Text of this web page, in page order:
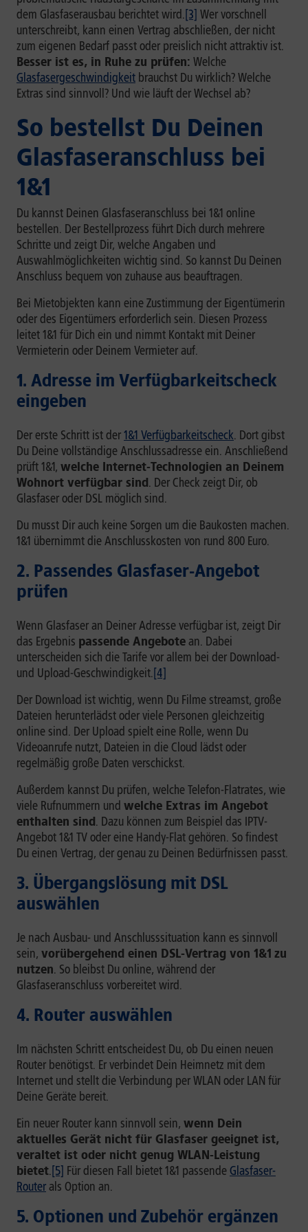
dem Glasfaserausbau berichtet wird.[3] Wer vorschnell
unterschreibt, kann einen Vertrag abschließen, der nicht
zum eigenen Bedarf passt oder preislich nicht attraktiv ist.
Besser ist es, in Ruhe zu prüfen: Welche
Glasfasergeschwindigkeit brauchst Du wirklich? Welche
Extras sind sinnvoll? Und wie läuft der Wechsel ab?
So bestellst Du Deinen
Glasfaseranschluss bei
1&1
Du kannst Deinen Glasfaseranschluss bei 1&1 online
bestellen. Der Bestellprozess führt Dich durch mehrere
Schritte und zeigt Dir, welche Angaben und
Auswahlmöglichkeiten wichtig sind. So kannst Du Deinen
Anschluss bequem von zuhause aus beauftragen.
Bei Mietobjekten kann eine Zustimmung der Eigentümerin
oder des Eigentümers erforderlich sein. Diesen Prozess
leitet 1&1 für Dich ein und nimmt Kontakt mit Deiner
Vermieterin oder Deinem Vermieter auf.
1. Adresse im Verfügbarkeitscheck
eingeben
Der erste Schritt ist der1&1 Verfügbarkeitscheck. Dort gibst
Du Deine vollständige Anschlussadresse ein. Anschließend
prüft 1&1, welche Internet-Technologien an Deinem
Wohnort verfügbar sind. Der Check zeigt Dir, ob
Glasfaser oder DSL möglich sind.
Du musst Dir auch keine Sorgen um die Baukosten machen.
1&1 übernimmt die Anschlusskosten von rund 800 Euro.
2. Passendes Glasfaser-Angebot
prüfen
Wenn Glasfaser an Deiner Adresse verfügbar ist, zeigt Dir
das Ergebnis passende Angebotean. Dabei
unterscheiden sich die Tarife vor allem bei der Download-
und Upload-Geschwindigkeit.[4]
Der Download ist wichtig, wenn Du Filme streamst, große
Dateien herunterlädst oder viele Personen gleichzeitig
online sind. Der Upload spielt eine Rolle, wenn Du
Videoanrufe nutzt, Dateien in die Cloud lädst oder
regelmäßig große Daten verschickst.
Außerdem kannst Du prüfen, welche Telefon-Flatrates, wie
viele Rufnummern und welche Extras im Angebot
enthalten sind. Dazu können zum Beispiel das IPTV-
Angebot 1&1 TV oder eine Handy-Flat gehören. So findest
Du einen Vertrag, der genau zu Deinen Bedürfnissen passt.
3. Übergangslösung mit DSL
auswählen
Je nach Ausbau- und Anschlusssituation kann es sinnvoll
sein, vorübergehend einen DSL-Vertrag von 1&1 zu
nutzen. So bleibst Du online, während der
Glasfaseranschluss vorbereitet wird.
4. Router auswählen
Im nächsten Schritt entscheidest Du, ob Du einen neuen
Router benötigst. Er verbindet Dein Heimnetz mit dem
Internet und stellt die Verbindung per WLAN oder LAN für
Deine Geräte bereit.
Ein neuer Router kann sinnvoll sein, wenn Dein
aktuelles Gerät nicht für Glasfaser geeignet ist,
veraltet ist oder nicht genug WLAN-Leistung
bietet.[5] Für diesen Fall bietet 1&1 passendeGlasfaser-
Routerals Option an.
5. Optionen und Zubehör ergänzen